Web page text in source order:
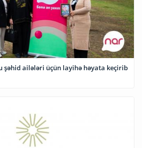
şəhid ailələri üçün layihə həyata keçirib